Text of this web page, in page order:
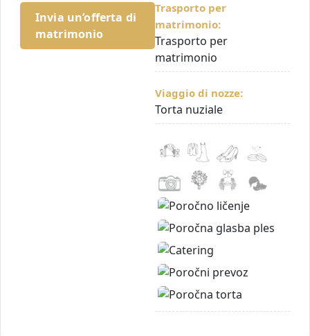
Invia un’offerta di
matrimonio
Trasporto per
matrimonio:
Trasporto per
matrimonio
Viaggio di nozze:
Torta nuziale